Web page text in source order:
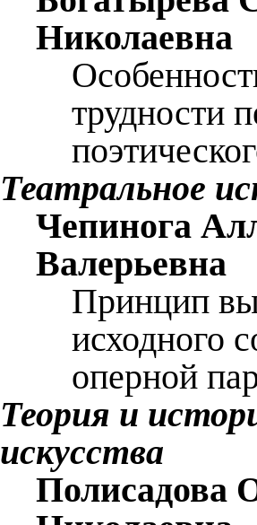
Николаевна
трудности
Театральное
Чепинога
Валерьевна
Принцип
исходного
оперной
Теория и
искусства
Полисадова